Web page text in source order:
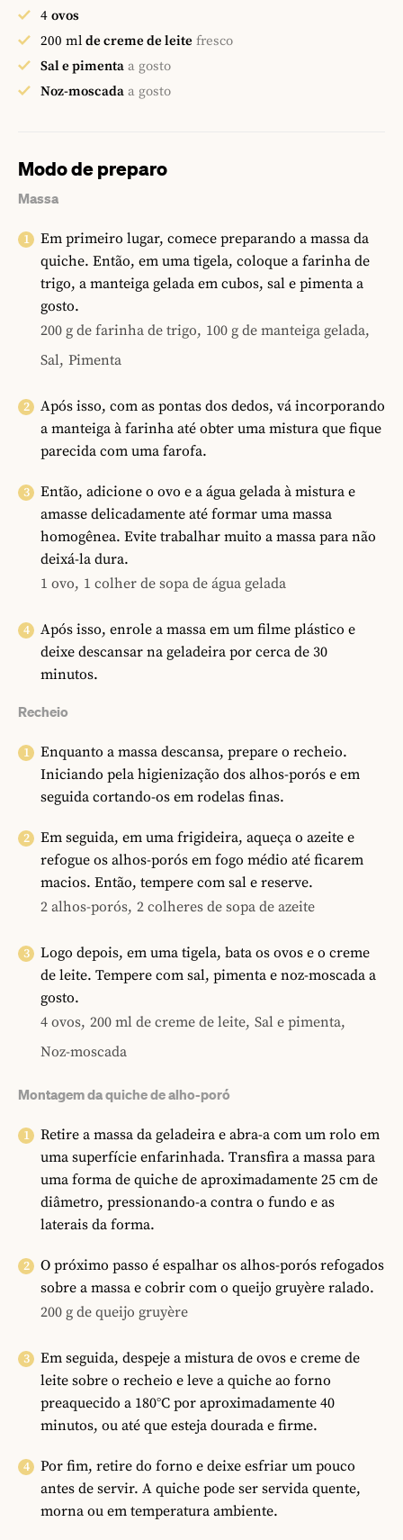
4 ovos
200 ml de creme de leite fresco
Sal e pimenta a gosto
Noz-moscada a gosto
Modo de preparo
Massa
Em primeiro lugar, comece preparando a massa da
quiche. Então, em uma tigela, coloque a farinha de
trigo, a manteiga gelada em cubos, sal e pimenta a
gosto.
200 g de farinha de trigo, 100 g de manteiga gelada,
Sal, Pimenta
Após isso, com as pontas dos dedos, vá incorporando
a manteiga à farinha até obter uma mistura que fique
parecida com uma farofa.
Então, adicione o ovo e a água gelada à mistura e
amasse delicadamente até formar uma massa
homogênea. Evite trabalhar muito a massa para não
deixá-la dura.
1 ovo, 1 colher de sopa de água gelada
Após isso, enrole a massa em um filme plástico e
deixe descansar na geladeira por cerca de 30
minutos.
Recheio
Enquanto a massa descansa, prepare o recheio.
Iniciando pela higienização dos alhos-porós e em
seguida cortando-os em rodelas finas.
Em seguida, em uma frigideira, aqueça o azeite e
refogue os alhos-porós em fogo médio até ficarem
macios. Então, tempere com sal e reserve.
2 alhos-porós, 2 colheres de sopa de azeite
Logo depois, em uma tigela, bata os ovos e o creme
de leite. Tempere com sal, pimenta e noz-moscada a
gosto.
4 ovos, 200 ml de creme de leite, Sal e pimenta,
Noz-moscada
Montagem da quiche de alho-poró
Retire a massa da geladeira e abra-a com um rolo em
uma superfície enfarinhada. Transfira a massa para
uma forma de quiche de aproximadamente 25 cm de
diâmetro, pressionando-a contra o fundo e as
laterais da forma.
O próximo passo é espalhar os alhos-porós refogados
sobre a massa e cobrir com o queijo gruyère ralado.
200 g de queijo gruyère
Em seguida, despeje a mistura de ovos e creme de
leite sobre o recheio e leve a quiche ao forno
preaquecido a 180°C por aproximadamente 40
minutos, ou até que esteja dourada e firme.
Por fim, retire do forno e deixe esfriar um pouco
antes de servir. A quiche pode ser servida quente,
morna ou em temperatura ambiente.